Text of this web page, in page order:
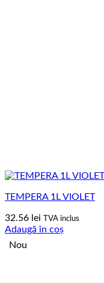
TEMPERA 1L VIOLET
32.56 lei TVA inclus
Adaugă în coș
Nou